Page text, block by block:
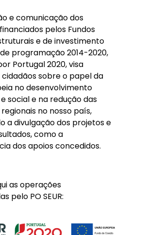
e comunicação dos
pelos Fundos
e de investimento
programação 2014-2020,
Portugal 2020, visa
sobre o papel da
no desenvolvimento
social e na redução das
no nosso país,
a divulgação dos projetos e
como a
dos apoios concedidos.
as operações
pelo PO SEUR: